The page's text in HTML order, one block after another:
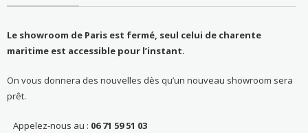
Le showroom de Paris est fermé, seul celui de charente
maritime est accessible pour l’instant.
On vous donnera des nouvelles dès qu’un nouveau showroom sera
prêt.
Appelez-nous au : 06 71 59 51 03